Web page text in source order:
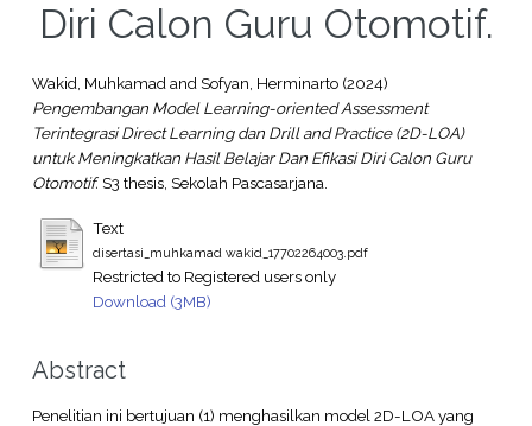
Diri Calon Guru Otomotif.
Wakid, MuhkamadandSofyan, Herminarto(2024)
Pengembangan Model Learning-oriented Assessment
Terintegrasi Direct Learning dan Drill and Practice (2D-LOA)
untuk Meningkatkan Hasil Belajar Dan Efikasi Diri Calon Guru
Otomotif.S3 thesis, Sekolah Pascasarjana.
Text
disertasi_muhkamad wakid_17702264003.pdf
Restricted to Registered users only
Download (3MB)
Abstract
Penelitian ini bertujuan (1) menghasilkan model 2D-LOA yang